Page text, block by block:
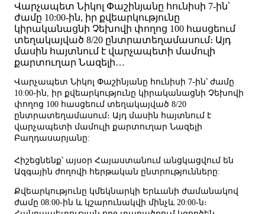
Վարչապետ Նիկոլ Փաշինյանը հունիսի 7-ին՝
ժամը 10:00-ին, իր քվեարկությունը
կիրականացնի Չեխովի փողոց 100 հասցեում
տեղակայված 8/20 ընտրատեղամասում։ Այդ
մասին հայտնում է վարչապետի մամուլի
քարտուղար Նազելի…
Վարչապետ Նիկոլ Փաշինյանը հունիսի 7-ին՝ ժամը
10:00-ին, իր քվեարկությունը կիրականացնի Չեխովի
փողոց 100 հասցեում տեղակայված 8/20
ընտրատեղամասում։ Այդ մասին հայտնում է
վարչապետի մամուլի քարտուղար Նազելի
Բաղդասարյանը:
Հիշեցնենք՝ այսօր Հայաստանում անցկացվում են
Ազգային ժողովի հերթական ընտրությունները:
Քվեարկությունը կմեկնարկի Երևանի ժամանակով
ժամը 08:00-ին և կշարունակվի մինչև 20:00-ն։